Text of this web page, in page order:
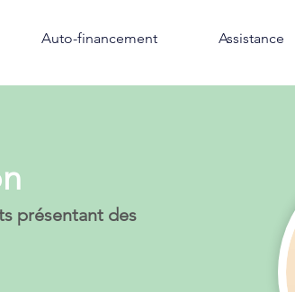
Auto-financement Assistance
présentant des